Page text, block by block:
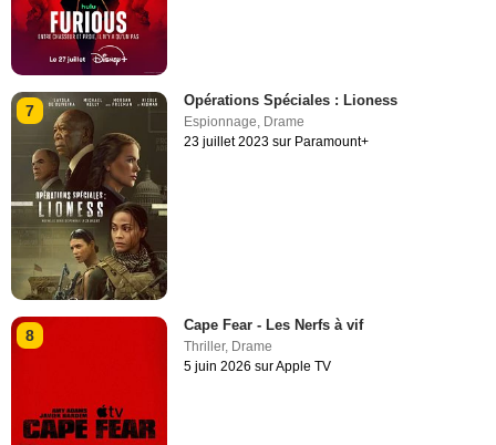
7
Opérations Spéciales : Lioness
Espionnage, Drame
23 juillet 2023 sur Paramount+
8
Cape Fear - Les Nerfs à vif
Thriller, Drame
5 juin 2026 sur Apple TV